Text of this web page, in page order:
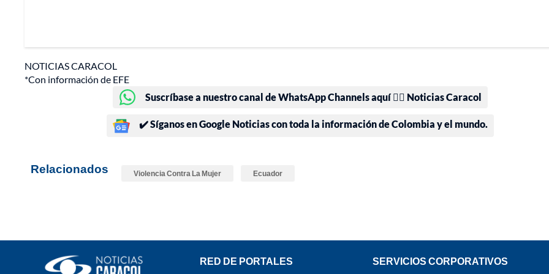
NOTICIAS CARACOL
*Con información de EFE
Suscríbase a nuestro canal de WhatsApp Channels aquí 👉🏻 Noticias Caracol
✔️ Síganos en Google Noticias con toda la información de Colombia y el mundo.
Relacionados Violencia Contra La Mujer Ecuador
RED DE PORTALES SERVICIOS CORPORATIVOS